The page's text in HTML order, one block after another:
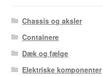
Chassis og aksler
Containere
Dæk og fælge
Elektriske komponenter